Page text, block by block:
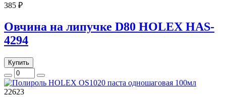
385 ₽
Овчина на липучке D80 HOLEX HAS-
4294
Купить
22623